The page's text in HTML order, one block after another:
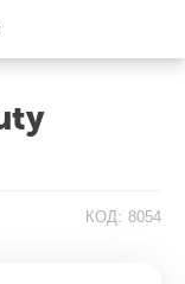
КОД: 8054